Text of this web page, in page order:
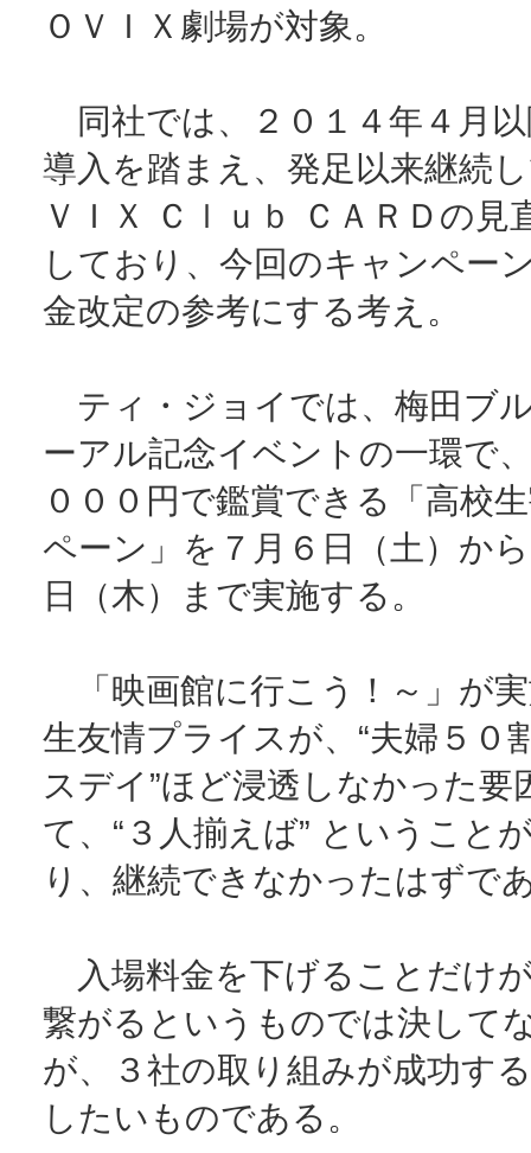
ＯＶＩＸ劇場が対象。
同社では、２０１４年４月
導入を踏まえ、発足以来継続
ＶＩＸ Ｃｌｕｂ ＣＡＲＤの見
しており、今回のキャンペー
金改定の参考にする考え。
ティ・ジョイでは、梅田ブ
ーアル記念イベントの一環で
０００円で鑑賞できる「高校
ペーン」を７月６日（土）か
日（木）まで実施する。
「映画館に行こう！～」が
生友情プライスが、“夫婦５０
スデイ”ほど浸透しなかった要
て、“３人揃えば” ということ
り、継続できなかったはずで
入場料金を下げることだけ
繋がるというものでは決して
が、３社の取り組みが成功す
したいものである。